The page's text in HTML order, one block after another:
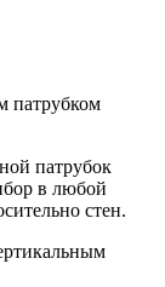
патрубком
патрубок
в любой
стен.